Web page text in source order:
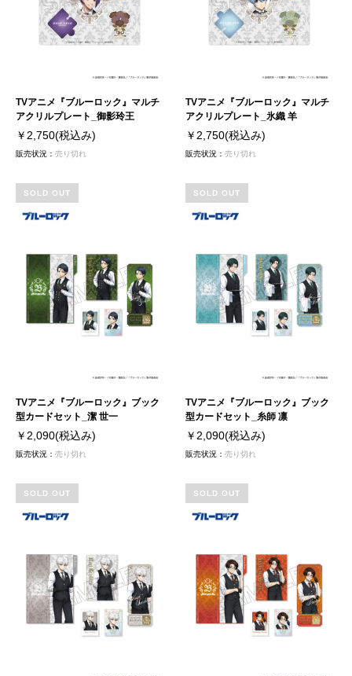
TVアニメ『ブルーロック』マルチ
アクリルプレート_御影玲王
￥2,750(税込み)
販売状況： 売り切れ
TVアニメ『ブルーロック』マルチ
アクリルプレート_氷織 羊
￥2,750(税込み)
販売状況：売り切れ
SOLD OUT
TVアニメ『ブルーロック』ブック
型カードセット_潔 世一
￥2,090(税込み)
販売状況： 売り切れ
SOLD OUT
TVアニメ『ブルーロック』ブック
型カードセット_糸師 凛
￥2,090(税込み)
販売状況：売り切れ
SOLD OUT SOLD OUT